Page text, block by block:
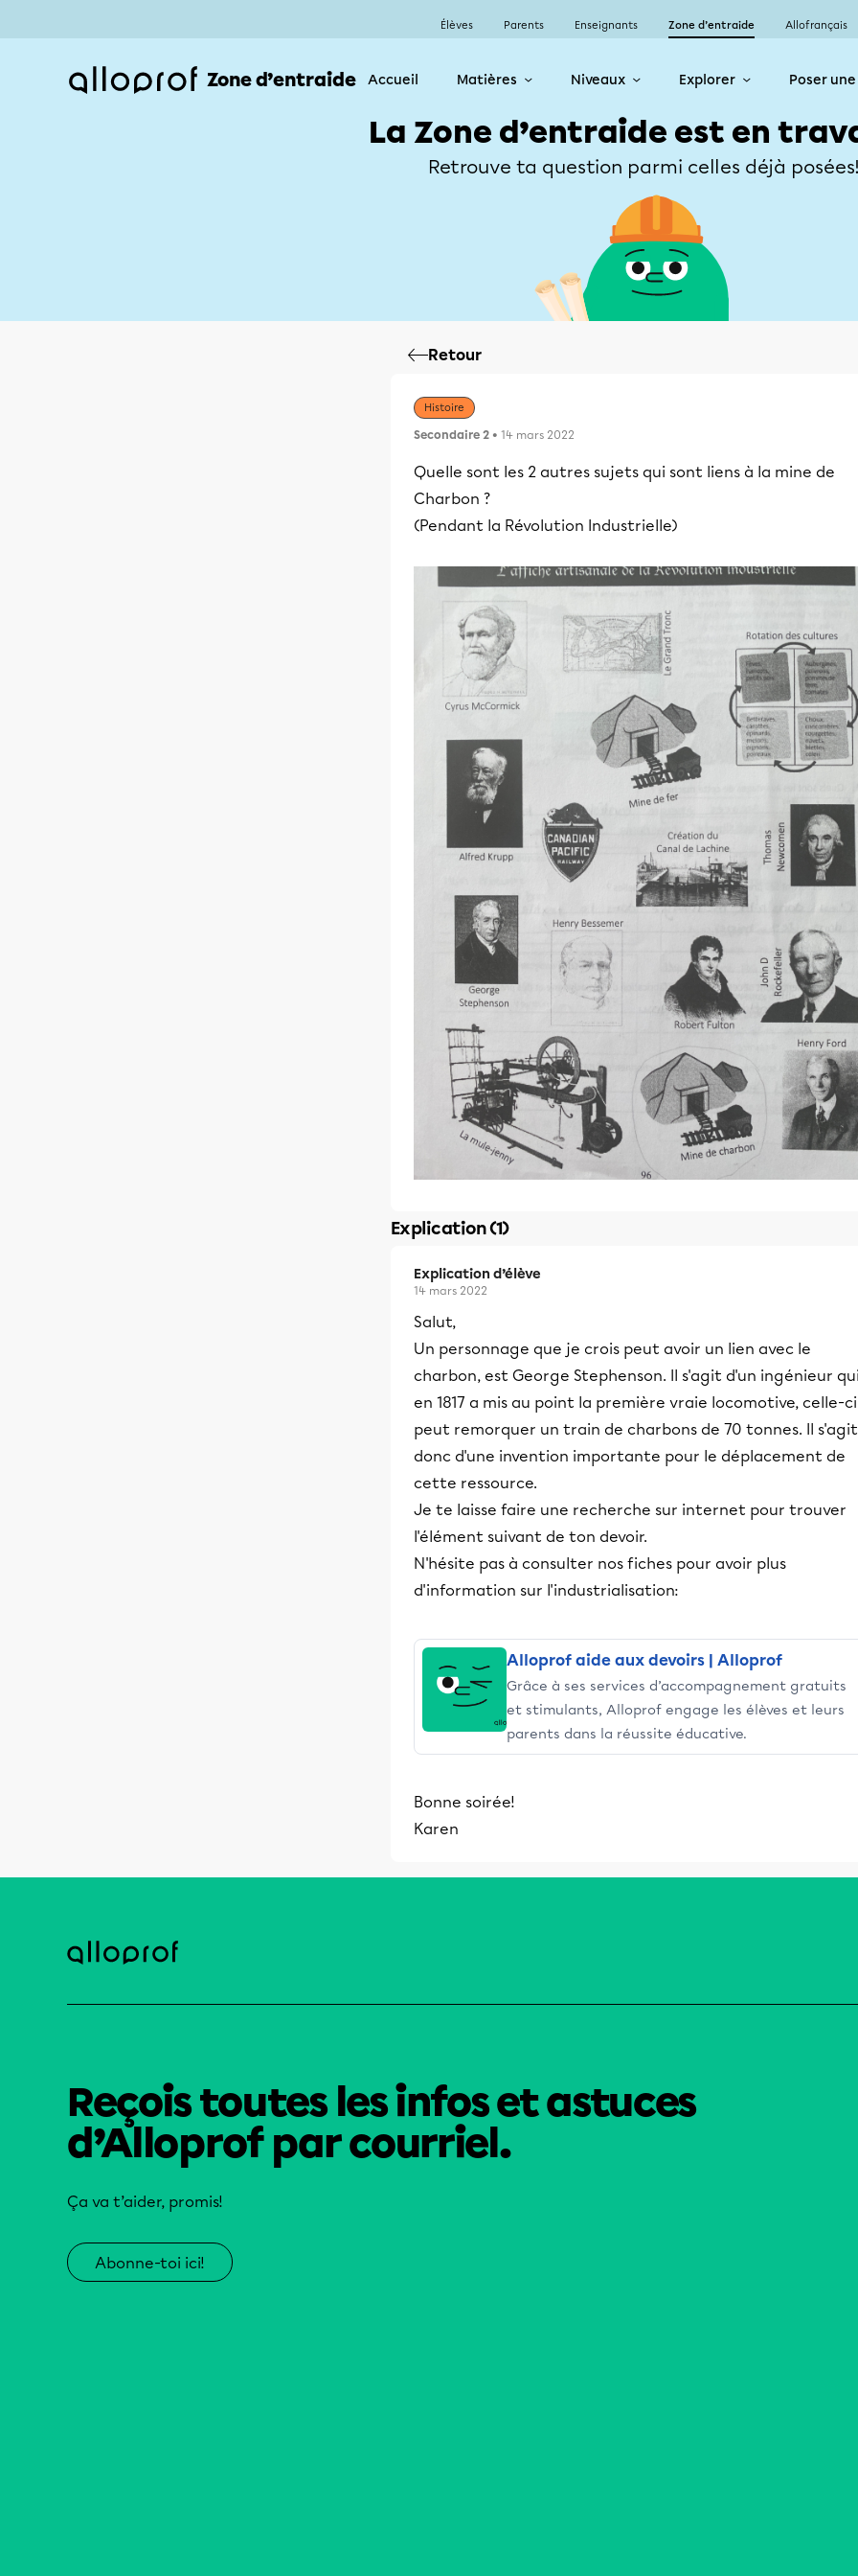
Élèves Parents Enseignants Zone d’entraide Allofrançais
Zone d’entraide Accueil Matières Niveaux Explorer Poser
La Zone d’entraide est en
Retrouve ta question parmi celles déjà
Retour
Histoire
Secondaire 2 • 14 mars 2022
Quelle sont les 2 autres sujets qui sont liens à la mine de
Charbon ?
(Pendant la Révolution Industrielle)
Explication (1)
Explication d’élève
14 mars 2022
Salut,
Un personnage que je crois peut avoir un lien avec le
charbon, est George Stephenson. Il s'agit d'un ingénieur
en 1817 a mis au point la première vraie locomotive, celle-ci
peut remorquer un train de charbons de 70 tonnes. Il s'agit
donc d'une invention importante pour le déplacement de
cette ressource.
Je te laisse faire une recherche sur internet pour trouver
l'élément suivant de ton devoir.
N'hésite pas à consulter nos fiches pour avoir plus
d'information sur l'industrialisation:
Alloprof aide aux devoirs | Alloprof
Grâce à ses services d’accompagnement gratuits
et stimulants, Alloprof engage les élèves et leurs
parents dans la réussite éducative.
Bonne soirée!
Karen
Reçois toutes les infos et astuces
d’Alloprof par courriel.
Ça va t’aider, promis!
Abonne-toi ici!